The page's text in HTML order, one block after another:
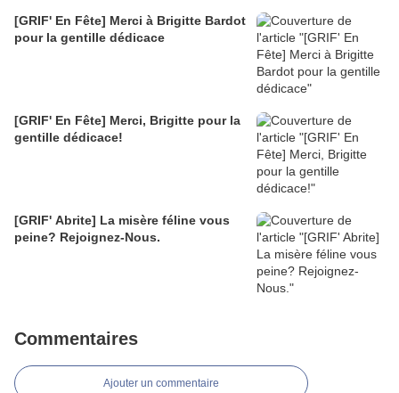
[GRIF' En Fête] Merci à Brigitte Bardot
pour la gentille dédicace
[GRIF' En Fête] Merci, Brigitte pour la
gentille dédicace!
[GRIF' Abrite] La misère féline vous
peine? Rejoignez-Nous.
Commentaires
Ajouter un commentaire